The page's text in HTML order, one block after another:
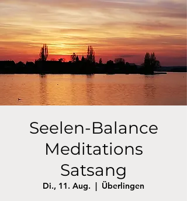
Seelen-Balance
Meditations
Satsang
Di., 11. Aug.
  |
Überlingen